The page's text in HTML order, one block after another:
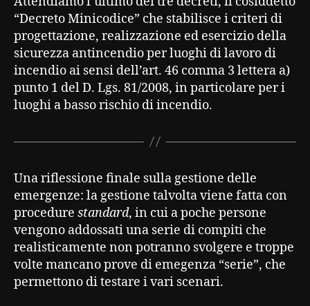
“Decreto Minicodice” che stabilisce i criteri di
progettazione, realizzazione ed esercizio della
sicurezza antincendio per luoghi di lavoro di
incendio ai sensi dell’art. 46 comma 3 lettera a)
punto 1 del D. Lgs. 81/2008, in particolare per i
luoghi a basso rischio di incendio.
Una riflessione finale sulla gestione delle
emergenze: la gestione talvolta viene fatta con
procedure standard, in cui a poche persone
vengono addossati una serie di compiti che
realisticamente non potranno svolgere e troppe
volte mancano prove di emegenza “serie”, che
permettono di testare i vari scenari.